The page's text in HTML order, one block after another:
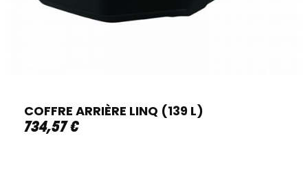
COFFRE ARRIÈRE LINQ (139 L)
734,57€